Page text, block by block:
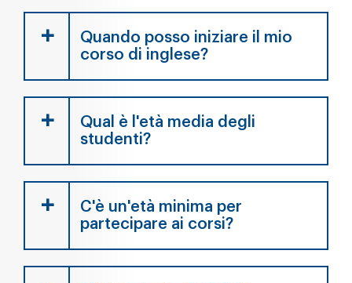
Quando posso iniziare il mio
corso di inglese?
Qual è l'età media degli
studenti?
C'è un'età minima per
partecipare ai corsi?